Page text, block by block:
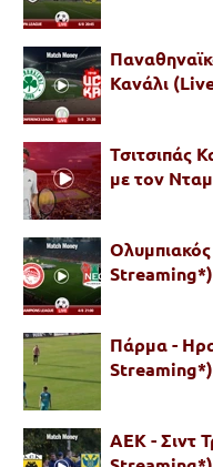
Κανάλι
Τσιτσιπάς
με τον Νταμ
Streaming*)
Πάρμα -
Streaming*)
ΑΕΚ - Σιντ